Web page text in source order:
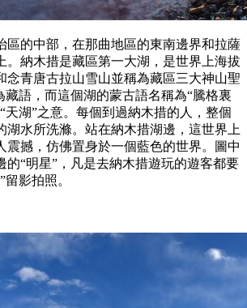
區的中部，在那曲地區的東南邊界和拉薩
。納木措是藏區第一大湖，是世界上海拔
念青唐古拉山雪山並稱為藏區三大神山聖
藏語，而這個湖的蒙古語名稱為“騰格裏
天湖”之意。每個到過納木措的人，整個
湖水所洗滌。站在納木措湖邊，這世界上
震撼，仿佛置身於一個藍色的世界。圖中
的“明星”，凡是去納木措遊玩的遊客都要
影拍照。